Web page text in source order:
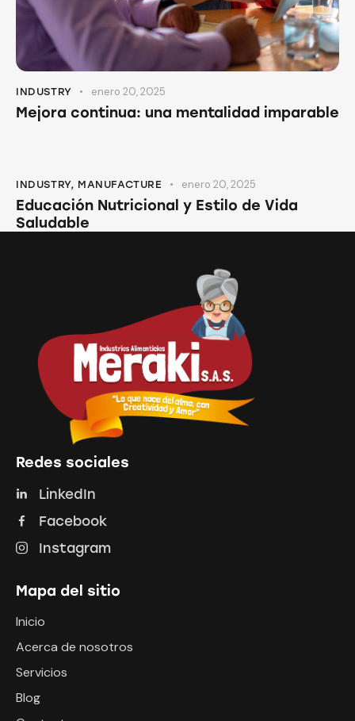
INDUSTRY enero 20, 2025
Mejora continua: una mentalidad imparable
INDUSTRY, MANUFACTURE enero 20, 2025
Educación Nutricional y Estilo de Vida
Saludable
Redes sociales
LinkedIn
Facebook
Instagram
Mapa del sitio
Inicio
Acerca de nosotros
Servicios
Blog